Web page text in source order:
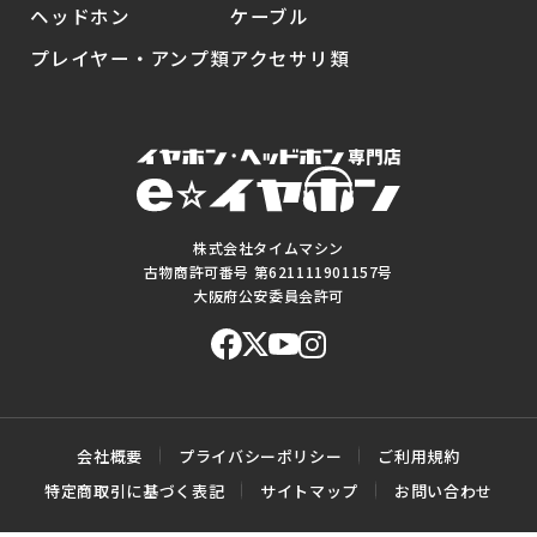
株式会社タイムマシン
古物商許可番号 第621111901157号
大阪府公安委員会許可
ヘッドホン
プレイヤー・アンプ類
ケーブル
アクセサリ類
会社概要 プライバシーポリシー
ご利用規約
特定商取引に基づく表記
サイトマップ お問い合わせ